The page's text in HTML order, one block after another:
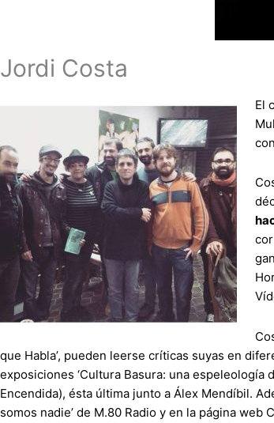
Jordi Costa
El
que Habla’, pueden leerse críticas suyas en
exposiciones ‘Cultura Basura: una espeleología
Encendida), ésta última junto a Álex Mendíbil.
somos nadie’ de M.80 Radio y en la página web